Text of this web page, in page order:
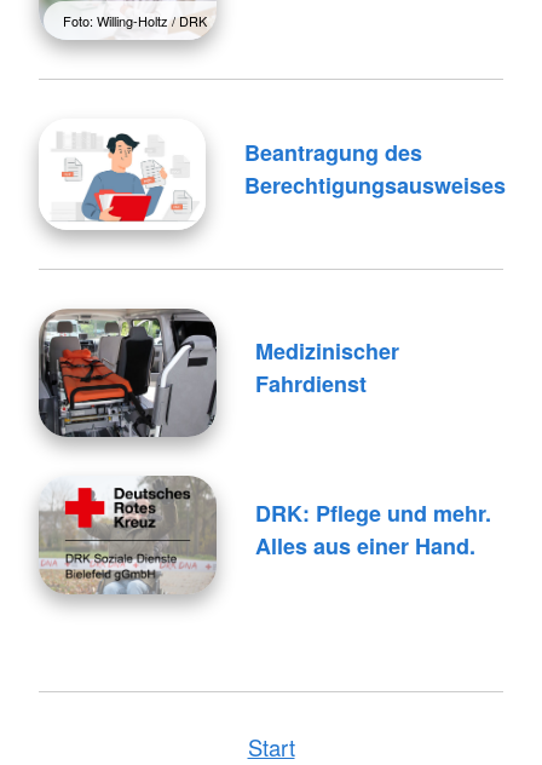
Foto: Willing-Holtz / DRK
Beantragung des
Berechtigungsausweises
Medizinischer
Fahrdienst
DRK: Pflege und mehr.
Alles aus einer Hand.
Start